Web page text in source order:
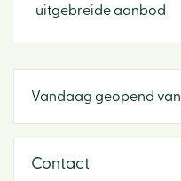
uitgebreide aanbod
Vandaag geopend van
Contact